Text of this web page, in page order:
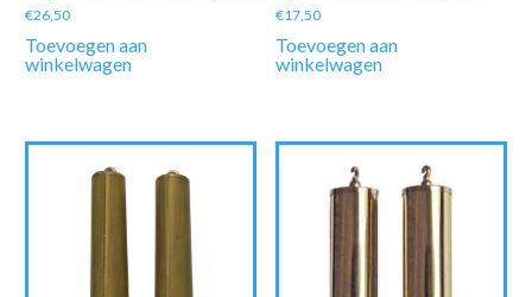
€26,50
Toevoegen aan
winkelwagen
€17,50
Toevoegen aan
winkelwagen